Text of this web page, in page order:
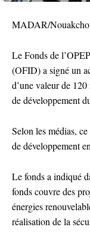
MADAR/
Le Fonds de
(OFID) a signé un
d’une valeur de
de développement
Selon les médias,
de développement
Le fonds a indiqué
fonds couvre des
énergies
réalisation de la